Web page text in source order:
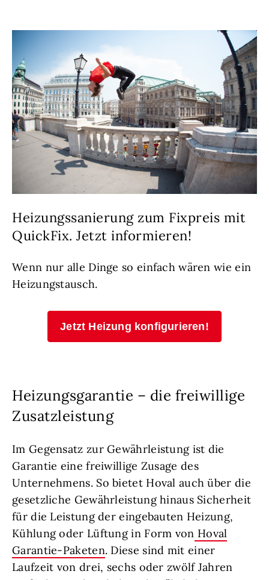
Heizungssanierung zum Fixpreis mit
QuickFix. Jetzt informieren!
Wenn nur alle Dinge so einfach wären wie ein
Heizungstausch.
Jetzt Heizung konfigurieren!
Heizungsgarantie – die freiwillige
Zusatzleistung
Im Gegensatz zur Gewährleistung ist die
Garantie eine freiwillige Zusage des
Unternehmens. So bietet Hoval auch über die
gesetzliche Gewährleistung hinaus Sicherheit
für die Leistung der eingebauten Heizung,
Kühlung oder Lüftung in Form von Hoval
Garantie-Paketen. Diese sind mit einer
Laufzeit von drei, sechs oder zwölf Jahren